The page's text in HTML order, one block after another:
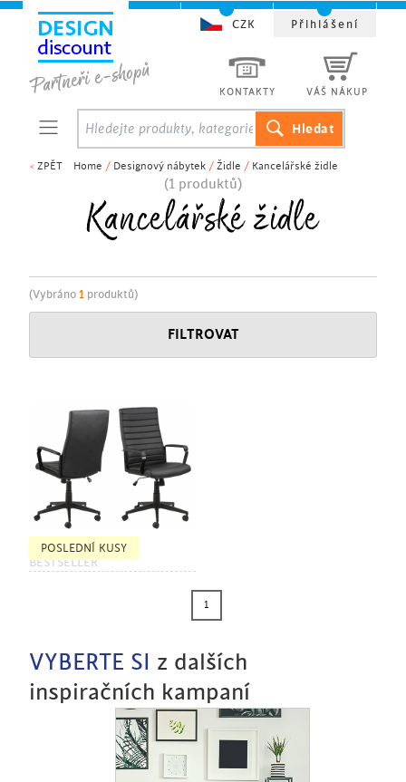
< ZPĚT Home / Designový nábytek / Židle / Kancelářské židle
(1 produktů)
Kancelářské židle
(Vybráno 1 produktů)
FILTROVAT
POSLEDNÍ KUSY
BESTSELLER
1
VYBERTE SI
z dalších
inspiračních kampaní
KONTAKTY VÁŠ NÁKUP
CZK Přihlášení